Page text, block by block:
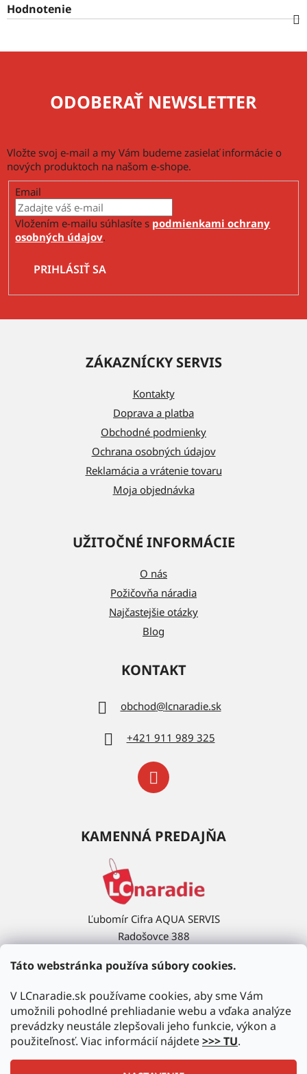
Táto webstránka používa súbory cookies.
V LCnaradie.sk používame cookies, aby sme Vám
umožnili pohodlné prehliadanie webu a vďaka analýze
prevádzky neustále zlepšovali jeho funkcie, výkon a
použiteľnosť. Viac informácií nájdete>>> TU.
Hodnotenie
ODOBERAŤ NEWSLETTER
Vložte svoj e-mail a my Vám budeme zasielať informácie o
nových produktoch na našom e-shope.
Email
Vložením e-mailu súhlasíte s podmienkami ochrany
osobných údajov.
PRIHLÁSIŤ SA
ZÁKAZNÍCKY SERVIS
Kontakty
Doprava a platba
Obchodné podmienky
Ochrana osobných údajov
Reklamácia a vrátenie tovaru
Moja objednávka
UŽITOČNÉ INFORMÁCIE
O nás
Požičovňa náradia
Najčastejšie otázky
Blog
KONTAKT
obchod@lcnaradie.sk
+421 911 989 325
KAMENNÁ PREDAJŇA
Ľubomír Cifra AQUA SERVIS
Radošovce 388